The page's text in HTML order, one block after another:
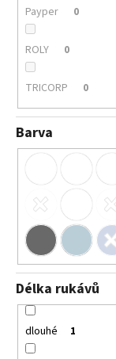
Payper 0
ROLY 0
TRICORP 0
Barva
Délka rukávů
dlouhé 1
DÁMSKÉ
TRIČKO/
ŠATY,
VOLNÝ
STŘIH,
G
140
Kč